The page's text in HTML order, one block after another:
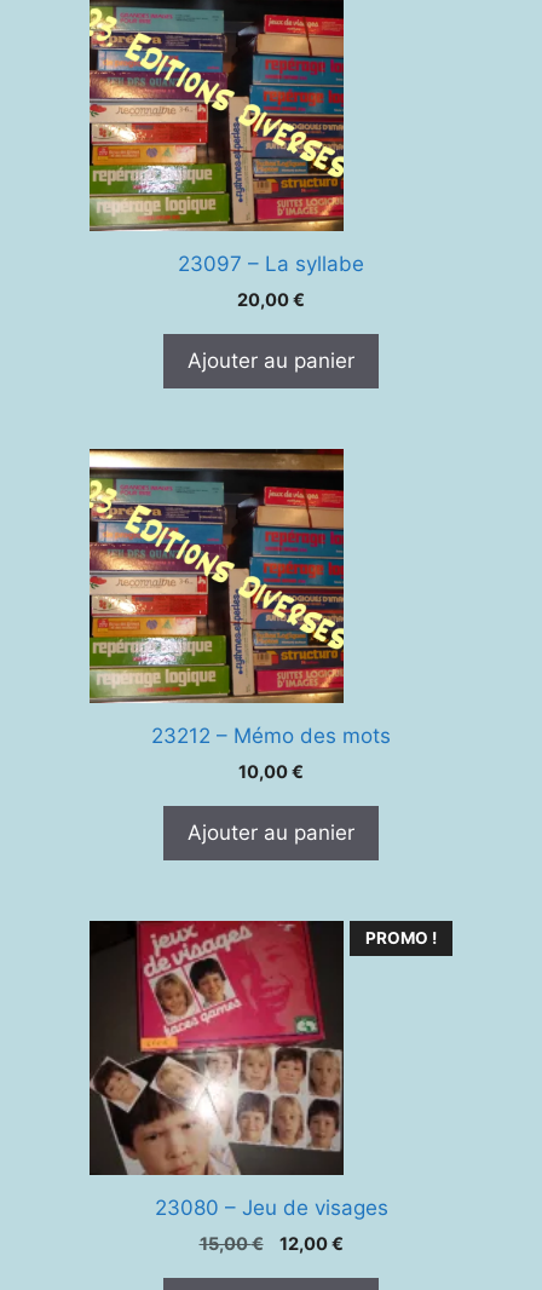
23097 – La syllabe
20,00€
Ajouter au panier
23212 – Mémo des mots
10,00€
Ajouter au panier
PROMO !
23080 – Jeu de visages
15,00€
Le
12,00€Le